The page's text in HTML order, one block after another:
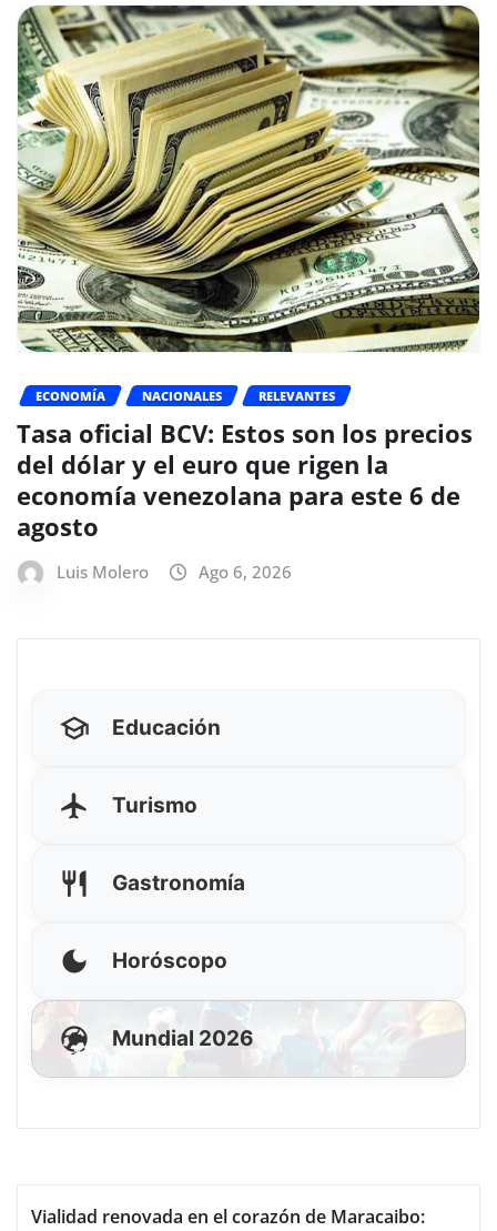
ECONOMÍA NACIONALES RELEVANTES
Tasa oficial BCV: Estos son los precios
del dólar y el euro que rigen la
economía venezolana para este 6 de
agosto
Luis Molero Ago 6, 2026
Educación
Turismo
Gastronomía
Horóscopo
Mundial 2026
Vialidad renovada en el corazón de Maracaibo: